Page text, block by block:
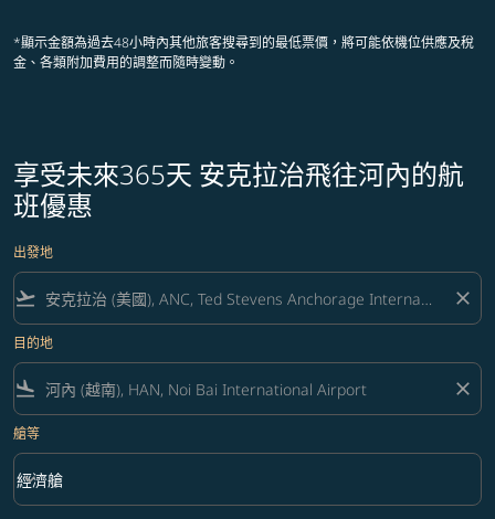
*顯示金額為過去48小時內其他旅客搜尋到的最低票價，將可能依機位供應及稅
金、各類附加費用的調整而隨時變動。
享受未來365天 安克拉治飛往河內的航
班優惠
出發地
flight_takeoff close
目的地
flight_land close
艙等
艙等 option 經濟艙 Selected
經濟艙
keyboard_arrow_down